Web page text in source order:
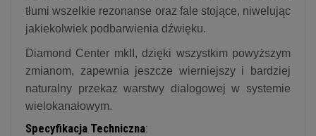
tłumi wszelkie rezonanse oraz fale stojące, niwelując
jakiekolwiek podbarwienia dźwięku.
Diamond Center mkII, dzięki wszystkim powyższym
zmianom, zapewnia jeszcze wierniejszy i bardziej
naturalny przekaz warstwy dialogowej w systemie
wielokanałowym.
Specyfikacja Techniczna: